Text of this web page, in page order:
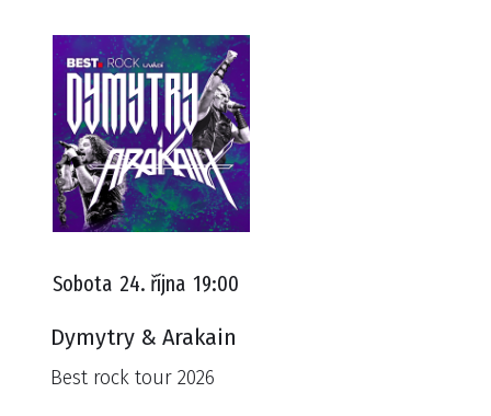
Sobota 24. října 19:00
Dymytry & Arakain
Best rock tour 2026